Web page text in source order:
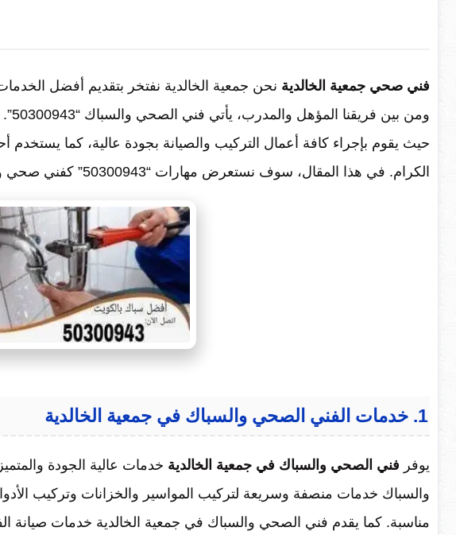
فني صحي جمعية الخالدية نحن جمعية الخالدية نفتخر بتقديم أفضل
ومن
حيث يقوم بإجراء كافة أعمال التركيب والصيانة بجودة عالية، كما يستخدم
الكرام. في هذا المقال، سوف نستعرض مهارات “50300943” كفني صحي وسباك لدينا في جمعية الخالدية.
1. خدمات الفني الصحي والسباك في جمعية الخالدية
يوفر فني الصحي والسباك في جمعية الخالدية خدمات عالية الجودة
والسباك خدمات منصفة وسريعة لتركيب المواسير والخزانات وتركيب
مناسبة. كما يقدم فني الصحي والسباك في جمعية الخالدية خدمات صيانة